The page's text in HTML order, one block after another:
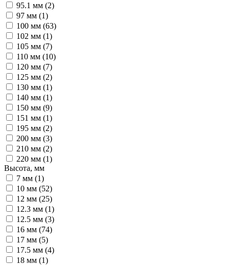
95.1 мм (2)
97 мм (1)
100 мм (63)
102 мм (1)
105 мм (7)
110 мм (10)
120 мм (7)
125 мм (2)
130 мм (1)
140 мм (1)
150 мм (9)
151 мм (1)
195 мм (2)
200 мм (3)
210 мм (2)
220 мм (1)
Высота, мм
7 мм (1)
10 мм (52)
12 мм (25)
12.3 мм (1)
12.5 мм (3)
16 мм (74)
17 мм (5)
17.5 мм (4)
18 мм (1)